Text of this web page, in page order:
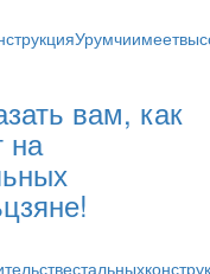
вам, как
на